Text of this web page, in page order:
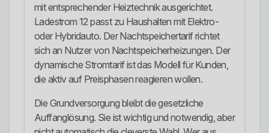
mit entsprechender Heiztechnik ausgerichtet.
Ladestrom 12 passt zu Haushalten mit Elektro-
oder Hybridauto. Der Nachtspeichertarif richtet
sich an Nutzer von Nachtspeicherheizungen. Der
dynamische Stromtarif ist das Modell für Kunden,
die aktiv auf Preisphasen reagieren wollen.
Die Grundversorgung bleibt die gesetzliche
Auffanglösung. Sie ist wichtig und notwendig, aber